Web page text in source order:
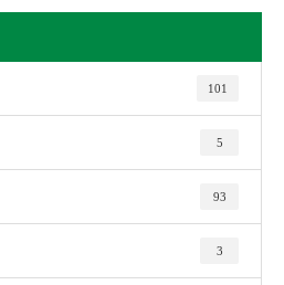
101
5
93
3